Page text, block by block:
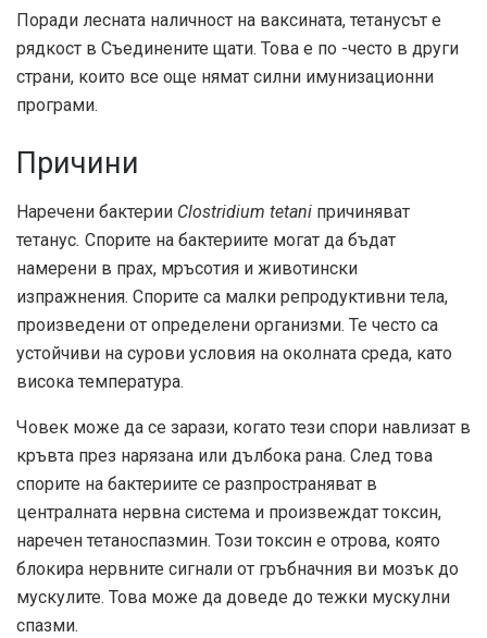
Поради лесната наличност на ваксината, тетанусът е
рядкост в Съединените щати. Това е по -често в други
страни, които все още нямат силни имунизационни
програми.
Причини
Наречени бактерии Clostridium tetani причиняват
тетанус. Спорите на бактериите могат да бъдат
намерени в прах, мръсотия и животински
изпражнения. Спорите са малки репродуктивни тела,
произведени от определени организми. Те често са
устойчиви на сурови условия на околната среда, като
висока температура.
Човек може да се зарази, когато тези спори навлизат в
кръвта през нарязана или дълбока рана. След това
спорите на бактериите се разпространяват в
централната нервна система и произвеждат токсин,
наречен тетаноспазмин. Този токсин е отрова, която
блокира нервните сигнали от гръбначния ви мозък до
мускулите. Това може да доведе до тежки мускулни
спазми.